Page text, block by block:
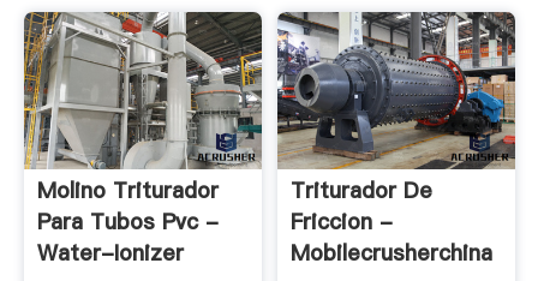
Molino Triturador
Para Tubos Pvc -
Water-Ionizer
Triturador De
Friccion -
Mobilecrusherchina